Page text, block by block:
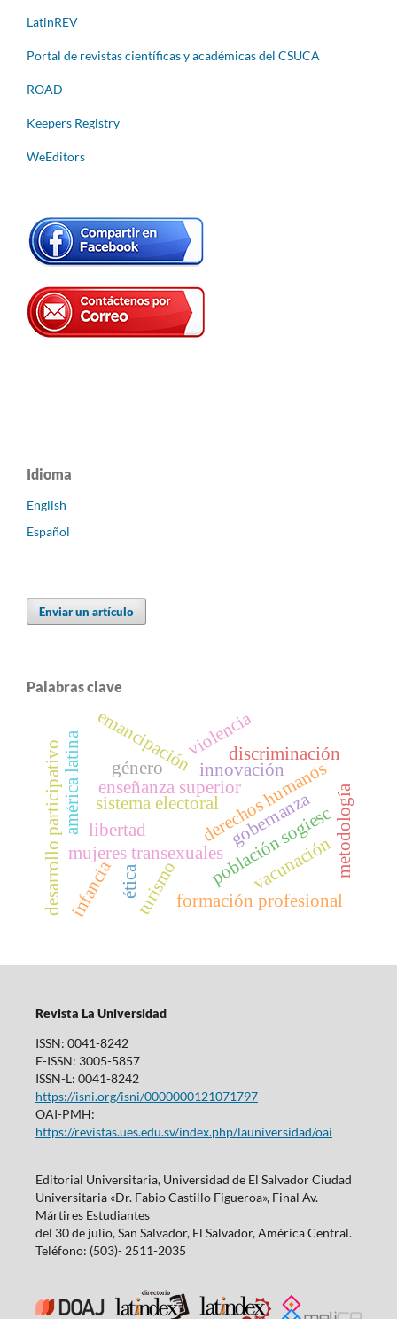
LatinREV
Portal de revistas científicas y académicas del CSUCA
ROAD
Keepers Registry
WeEditors
Idioma
English
Español
Enviar un artículo
Palabras clave
derechos humanos
discriminación
mujeres transexualespoblación sogiesc
sistema electoral
desarrollo participativo gobernanza
innovación
turismoformación profesional
enseñanza superior
emancipación
libertad
violencia
américa latina
infancia vacunación
ética
metodología
género
Revista La Universidad
ISSN: 0041-8242
E-ISSN: 3005-5857
ISSN-L: 0041-8242
https://isni.org/isni/0000000121071797
OAI-PMH:
https://revistas.ues.edu.sv/index.php/launiversidad/oai
Editorial Universitaria, Universidad de El Salvador Ciudad
Universitaria «Dr. Fabio Castillo Figueroa», Final Av.
Mártires Estudiantes
del 30 de julio, San Salvador, El Salvador, América Central.
Teléfono: (503)- 2511-2035